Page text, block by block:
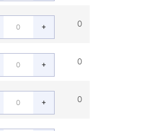
+ 0
+ 0
+ 0